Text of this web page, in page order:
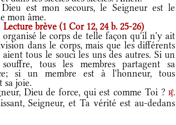
Dieu est mon secours, le Seigneur est le
mon âme.
Lecture brève (1 Cor 12, 24 b. 25-26)
le corps de telle façon qu'il n'y ait
dans le corps, mais que les différents
aient tous le souci les uns des autres. Si un
souffre, tous les membres partagent sa
si un membre est à l'honneur, tous
sa joie.
Dieu de force, qui est comme Toi ?r.
Seigneur, et Ta vérité est au-dedans